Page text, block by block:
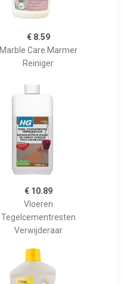
€ 8.59
Marble Care Marmer
Reiniger
€ 10.89
Vloeren
Tegelcementresten
Verwijderaar